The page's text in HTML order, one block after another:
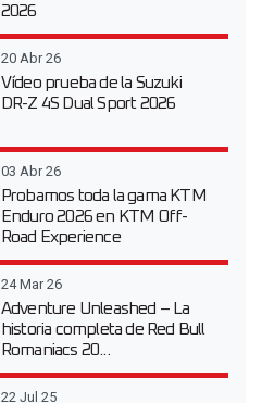
2026
20 Abr 26
Vídeo prueba de la Suzuki
DR-Z 4S Dual Sport 2026
03 Abr 26
Probamos toda la gama KTM
Enduro 2026 en KTM Off-
Road Experience
24 Mar 26
Adventure Unleashed – La
historia completa de Red Bull
Romaniacs 20...
22 Jul 25